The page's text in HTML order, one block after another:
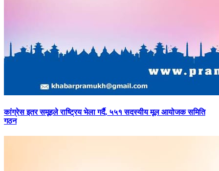
कांग्रेसइतर समूहले राष्ट्रिय भेला गर्दै, ५५१ सदस्यीय मूल आयोजक समिति
गठन